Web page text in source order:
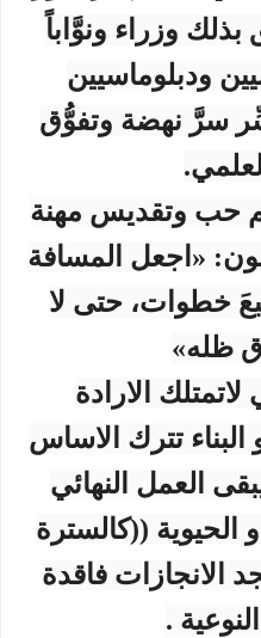
وزراء ونوَّاباً
ودبلوماسيين
سرَّ نهضة وتفوُّق
حب وتقديس مهنة
«اجعل المسافة
خطوات، حتى لا
ظله»
لاتمتلك الارادة
البناء تترك الاساس
العمل النهائي
الحيوية ((كالسترة
الانجازات فاقدة
.